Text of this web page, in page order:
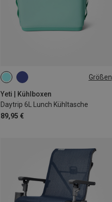
Größen
Yeti | Kühlboxen
Daytrip 6L Lunch Kühltasche
89,95 €
6L